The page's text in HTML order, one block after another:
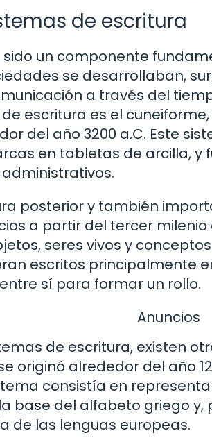
de escritura
sido un componente
se desarrollaban,
a través del
escritura es el
del año 3200 a.C. Este
en tabletas de arcilla, y
posterior y también
a partir del tercer milenio
seres vivos y
escritos principalmente
sí para formar un rollo.
Anuncios
de escritura, existen
originó alrededor del año
consistía en
base del alfabeto griego
de las lenguas europeas.